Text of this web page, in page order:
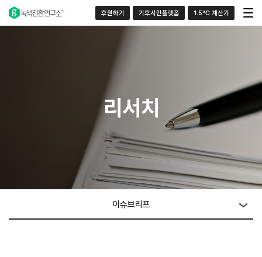
후원하기 기후시민플랫폼 1.5°C 계산기
리서치
이슈브리프